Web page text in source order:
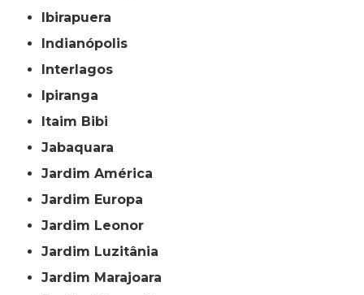
Ibirapuera
Indianópolis
Interlagos
Ipiranga
Itaim Bibi
Jabaquara
Jardim América
Jardim Europa
Jardim Leonor
Jardim Luzitânia
Jardim Marajoara